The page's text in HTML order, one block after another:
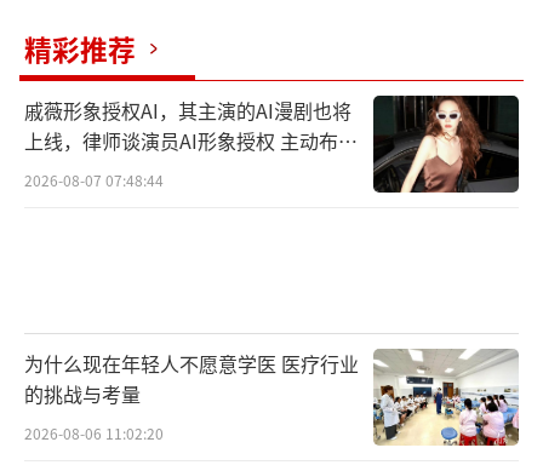
精彩推荐
戚薇形象授权AI，其主演的AI漫剧也将
上线，律师谈演员AI形象授权 主动布局
数字资产
2026-08-07 07:48:44
为什么现在年轻人不愿意学医 医疗行业
的挑战与考量
2026-08-06 11:02:20